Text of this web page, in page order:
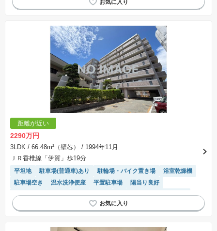
距離が近い
2290万円
3LDK / 66.48m²（壁芯）
/ 1994年11月
ＪＲ香椎線「伊賀」歩19分
平坦地 駐車場(普通車)あり 駐輪場・バイク置き場
浴室乾燥機
駐車場空き
温水洗浄便座 平置駐車場
陽当り良好
リフォーム済み物件
宅配ボックス
モニター付きインターホン
エレベーター
システムキッチン 対面キッチン